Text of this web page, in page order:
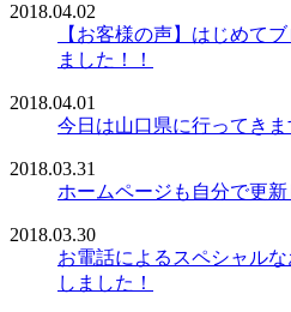
2018.04.02
【お客様の声】はじめて
ました！！
2018.04.01
今日は山口県に行ってき
2018.03.31
ホームページも自分で更新
2018.03.30
お電話によるスペシャル
しました！